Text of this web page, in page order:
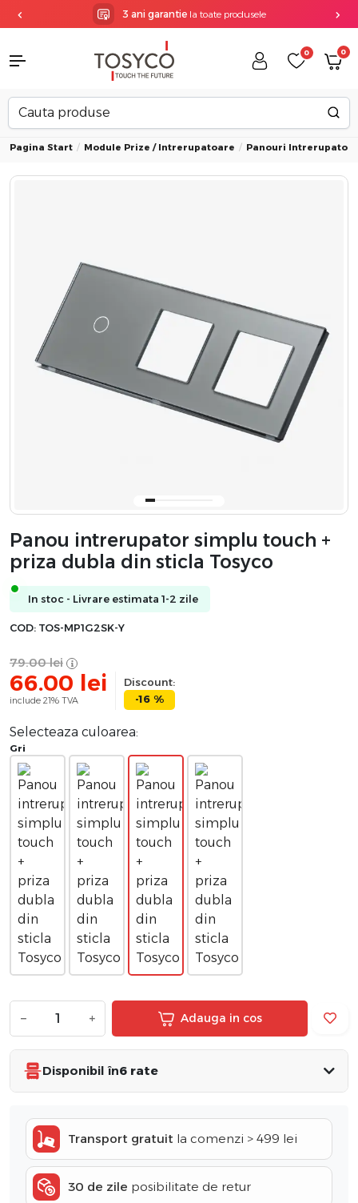
3 ani garantiela toate produsele
0 0
Pagina Start Module Prize / Intrerupatoare Panouri
Panou intrerupator simplu touch +
priza dubla din sticla Tosyco
In stoc - Livrare estimata 1-2 zile
COD: TOS-MP1G2SK-Y
79.00 lei
66.00 lei
include 21% TVA
Discount:
-16 %
Selecteaza culoarea:
Gri
− + Adauga in cos
Disponibil în6 rate
Transport gratuit la comenzi > 499 lei
30 de zile posibilitate de retur